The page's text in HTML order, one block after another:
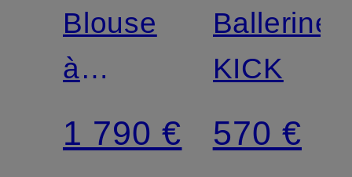
Blouse
à
lavallière
en soie
1 790 €
Ballerines
KICK
570 €